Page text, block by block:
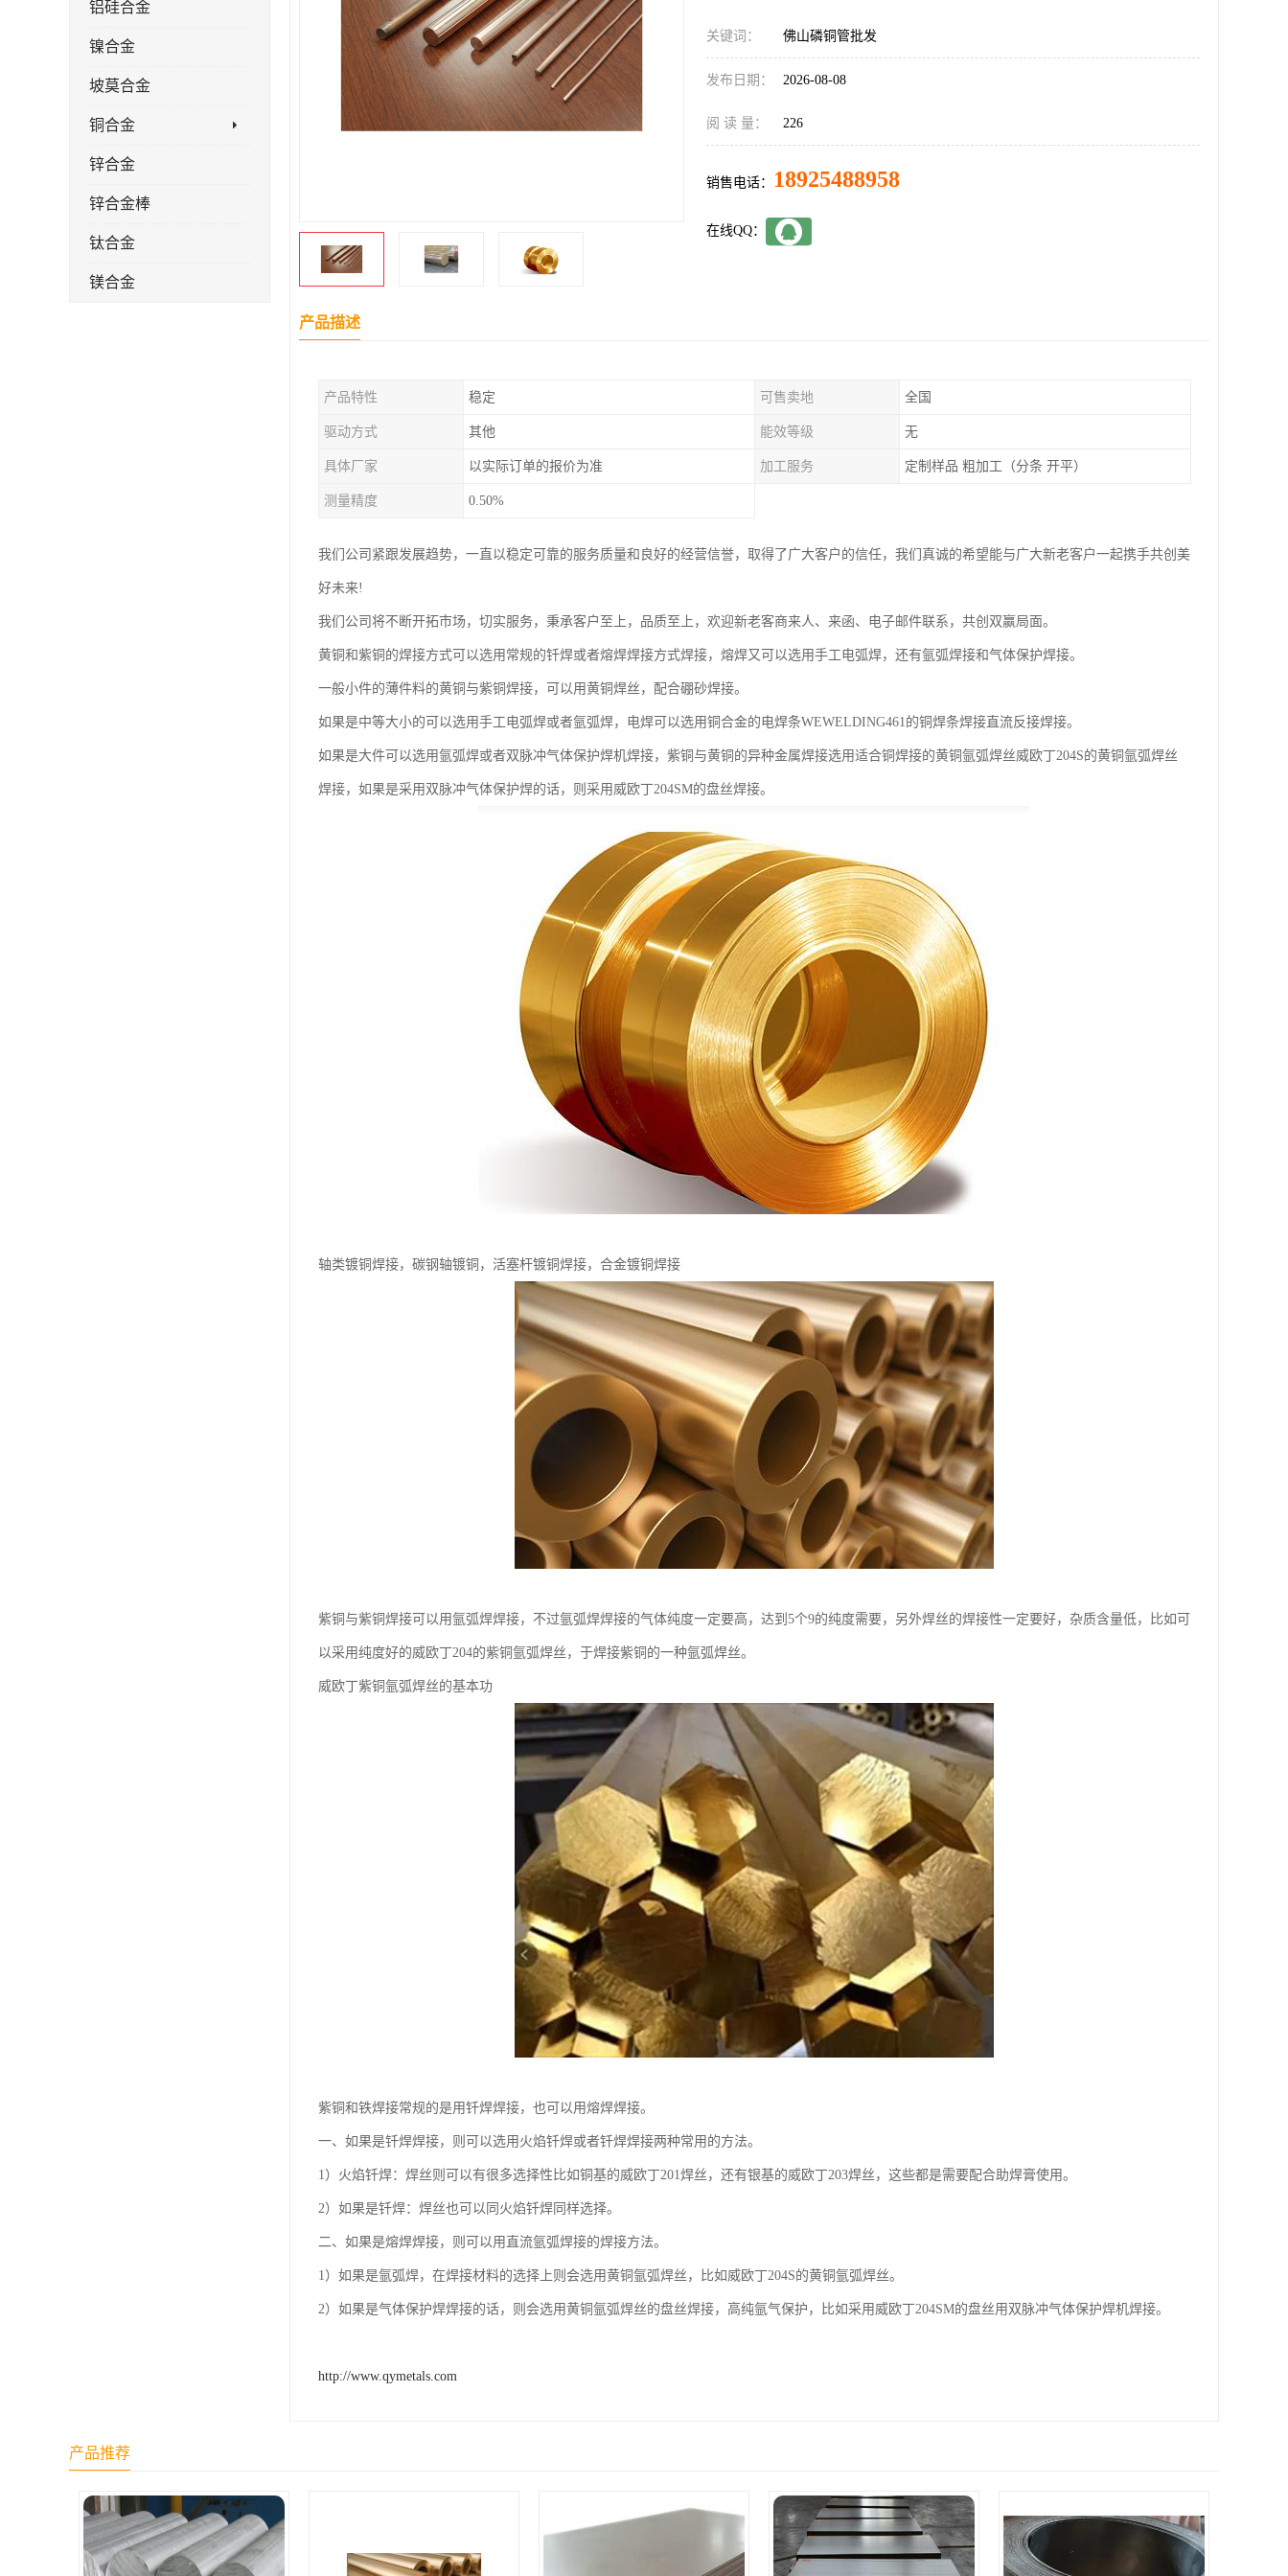
铝硅合金
镍合金
坡莫合金
铜合金
锌合金
锌合金棒
钛合金
镁合金
关键词： 佛山磷铜管批发
发布日期： 2026-08-08
阅 读 量： 226
销售电话： 18925488958
在线QQ：
产品描述
产品特性 稳定 可售卖地 全国
驱动方式 其他 能效等级 无
具体厂家 以实际订单的报价为准 加工服务 定制样品 粗加工（分条 开平）
测量精度 0.50%
我们公司紧跟发展趋势，一直以稳定可靠的服务质量和良好的经营信誉，取得了广大客户的信任，我们真诚的希望能与广大新老客户一起携手共创美
好未来!
我们公司将不断开拓市场，切实服务，秉承客户至上，品质至上，欢迎新老客商来人、来函、电子邮件联系，共创双赢局面。
黄铜和紫铜的焊接方式可以选用常规的钎焊或者熔焊焊接方式焊接，熔焊又可以选用手工电弧焊，还有氩弧焊接和气体保护焊接。
一般小件的薄件料的黄铜与紫铜焊接，可以用黄铜焊丝，配合硼砂焊接。
如果是中等大小的可以选用手工电弧焊或者氩弧焊，电焊可以选用铜合金的电焊条WEWELDING461的铜焊条焊接直流反接焊接。
如果是大件可以选用氩弧焊或者双脉冲气体保护焊机焊接，紫铜与黄铜的异种金属焊接选用适合铜焊接的黄铜氩弧焊丝威欧丁204S的黄铜氩弧焊丝
焊接，如果是采用双脉冲气体保护焊的话，则采用威欧丁204SM的盘丝焊接。
轴类镀铜焊接，碳钢轴镀铜，活塞杆镀铜焊接，合金镀铜焊接
紫铜与紫铜焊接可以用氩弧焊焊接，不过氩弧焊焊接的气体纯度一定要高，达到5个9的纯度需要，另外焊丝的焊接性一定要好，杂质含量低，比如可
以采用纯度好的威欧丁204的紫铜氩弧焊丝，于焊接紫铜的一种氩弧焊丝。
威欧丁紫铜氩弧焊丝的基本功
紫铜和铁焊接常规的是用钎焊焊接，也可以用熔焊焊接。
一、如果是钎焊焊接，则可以选用火焰钎焊或者钎焊焊接两种常用的方法。
1）火焰钎焊：焊丝则可以有很多选择性比如铜基的威欧丁201焊丝，还有银基的威欧丁203焊丝，这些都是需要配合助焊膏使用。
2）如果是钎焊：焊丝也可以同火焰钎焊同样选择。
二、如果是熔焊焊接，则可以用直流氩弧焊接的焊接方法。
1）如果是氩弧焊，在焊接材料的选择上则会选用黄铜氩弧焊丝，比如威欧丁204S的黄铜氩弧焊丝。
2）如果是气体保护焊焊接的话，则会选用黄铜氩弧焊丝的盘丝焊接，高纯氩气保护，比如采用威欧丁204SM的盘丝用双脉冲气体保护焊机焊接。
http://www.qymetals.com
产品推荐